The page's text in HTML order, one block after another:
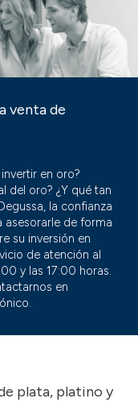
venta de
en oro?
del oro? ¿Y qué tan
la confianza
asesorarle de forma
su inversión en
de atención al
y las 17:00 horas.
en
plata, platino y